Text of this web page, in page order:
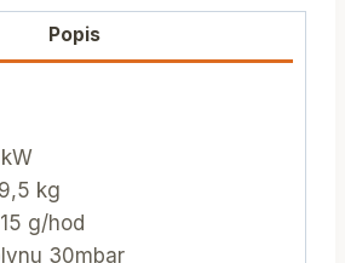
Popis
kg
g/hod
30mbar